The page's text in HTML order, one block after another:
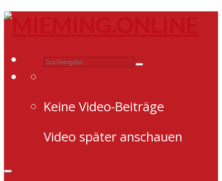
Keine Video-Beiträge
Video später anschauen